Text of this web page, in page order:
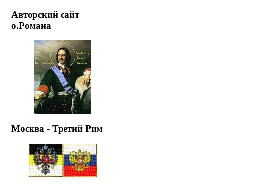
Авторский сайт
о.Романа
Москва - Третий Рим